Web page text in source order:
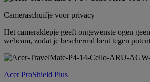
Cameraschuifje voor privacy
Het cameraklepje geeft ongewenste ogen
webcam, zodat je beschermd bent tegen
Acer ProShield Plus